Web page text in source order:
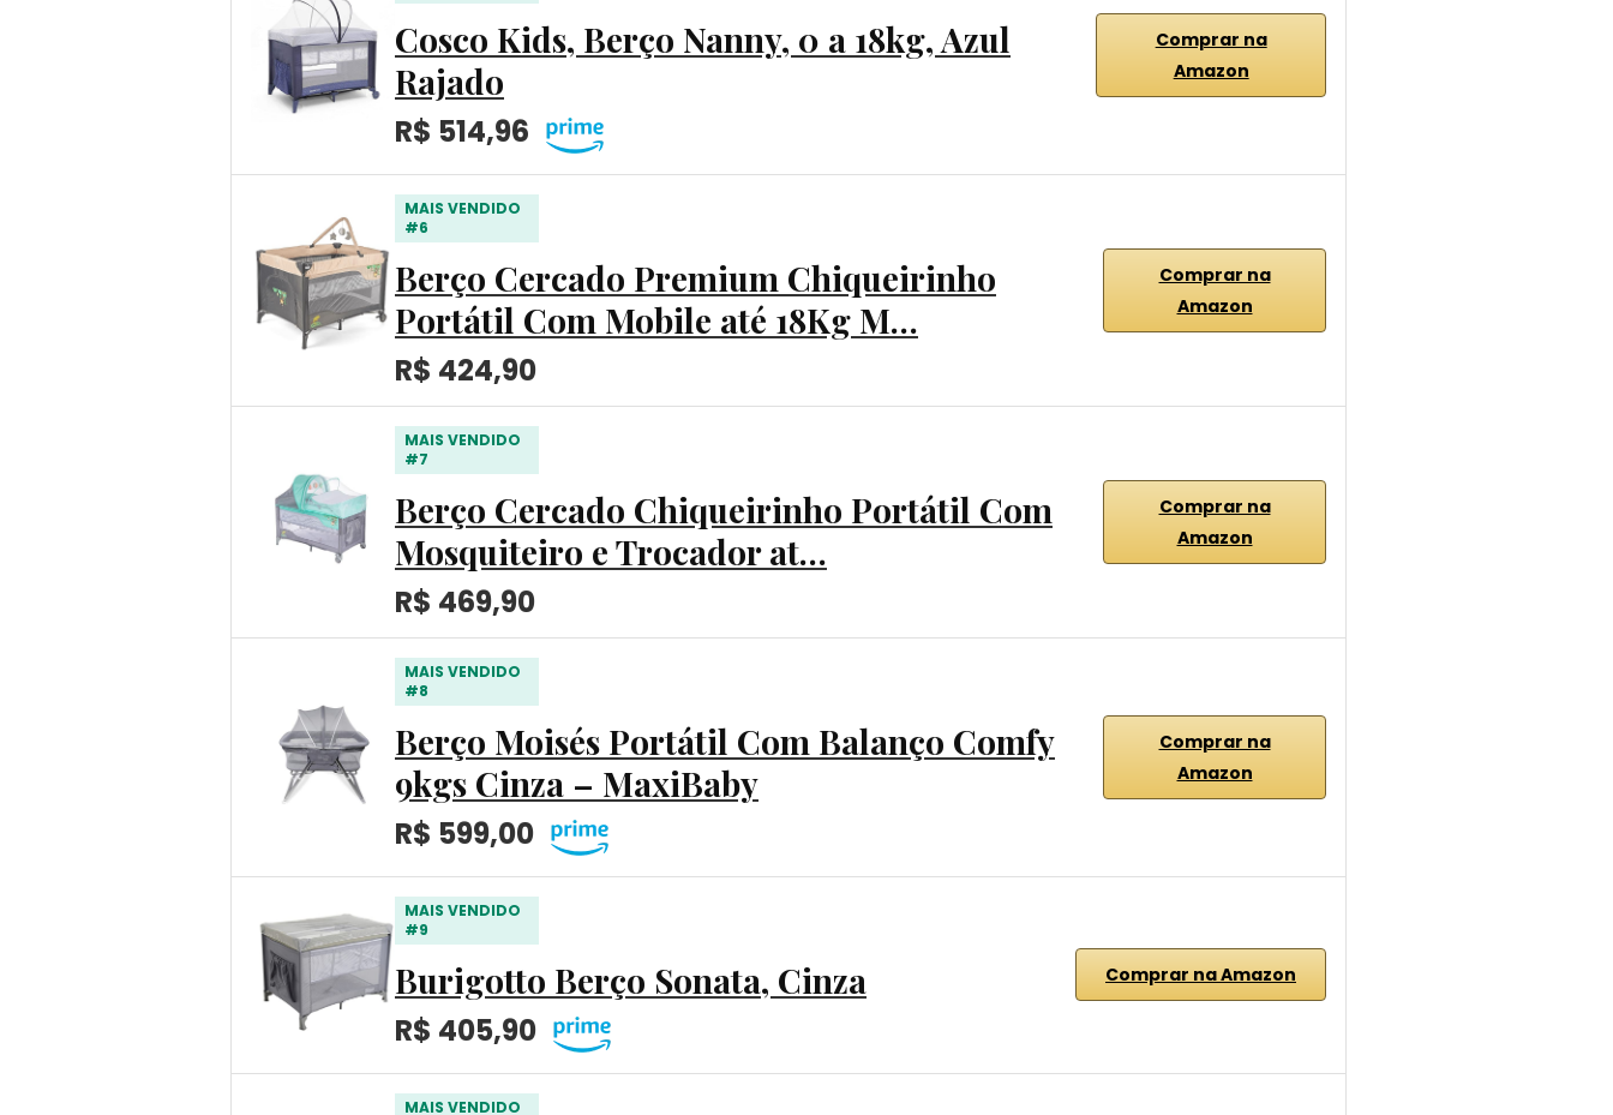
Cosco Kids, Berço Nanny, 0 a 18kg, Azul
Rajado
R$ 514,96
Comprar na
Amazon
MAIS VENDIDO
#6
Berço Cercado Premium Chiqueirinho
Portátil Com Mobile até 18Kg M…
R$ 424,90
Comprar na
Amazon
MAIS VENDIDO
#7
Berço Cercado Chiqueirinho Portátil Com
Mosquiteiro e Trocador at…
R$ 469,90
Comprar na
Amazon
MAIS VENDIDO
#8
Berço Moisés Portátil Com Balanço Comfy
9kgs Cinza – MaxiBaby
R$ 599,00
Comprar na
Amazon
MAIS VENDIDO
#9
Burigotto Berço Sonata, Cinza
R$ 405,90
Comprar na Amazon
MAIS VENDIDO